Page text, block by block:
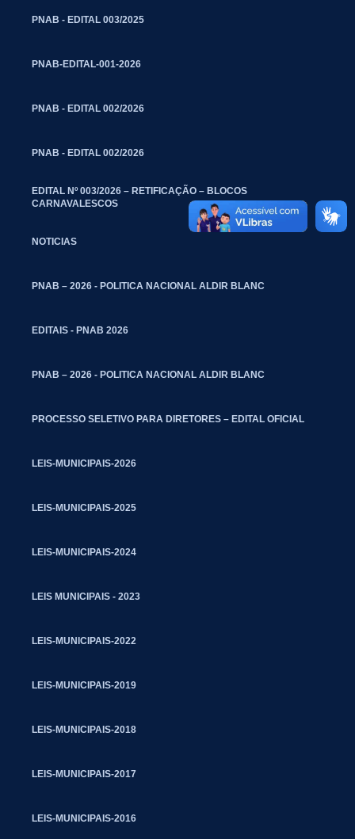
PNAB - EDITAL 003/2025
PNAB-EDITAL-001-2026
PNAB - EDITAL 002/2026
PNAB - EDITAL 002/2026
EDITAL Nº 003/2026 – RETIFICAÇÃO – BLOCOS
CARNAVALESCOS
NOTICIAS
PNAB – 2026 - POLITICA NACIONAL ALDIR BLANC
EDITAIS - PNAB 2026
PNAB – 2026 - POLITICA NACIONAL ALDIR BLANC
PROCESSO SELETIVO PARA DIRETORES – EDITAL OFICIAL
LEIS-MUNICIPAIS-2026
LEIS-MUNICIPAIS-2025
LEIS-MUNICIPAIS-2024
LEIS MUNICIPAIS - 2023
LEIS-MUNICIPAIS-2022
LEIS-MUNICIPAIS-2019
LEIS-MUNICIPAIS-2018
LEIS-MUNICIPAIS-2017
LEIS-MUNICIPAIS-2016